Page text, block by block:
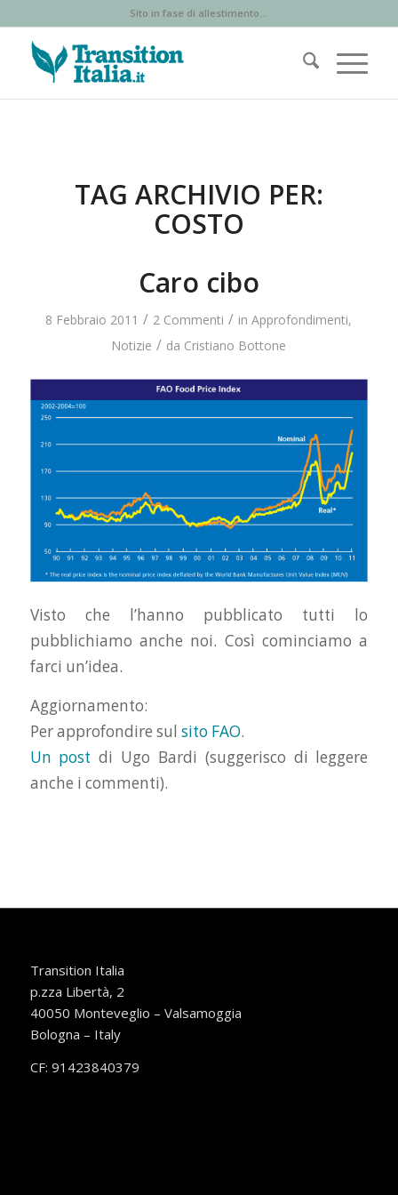
Sito in fase di allestimento...
TAG ARCHIVIO PER:
COSTO
Caro cibo
8 Febbraio 2011 / 2 Commenti / inApprofondimenti,
Notizie / da Cristiano Bottone
Visto che l’hanno pubblicato tutti lo
pubblichiamo anche noi. Così cominciamo a
farci un’idea.
Aggiornamento:
Per approfondire sul sito FAO.
Un post di Ugo Bardi (suggerisco di leggere
anche i commenti).
Transition Italia
p.zza Libertà, 2
40050 Monteveglio – Valsamoggia
Bologna – Italy
CF: 91423840379